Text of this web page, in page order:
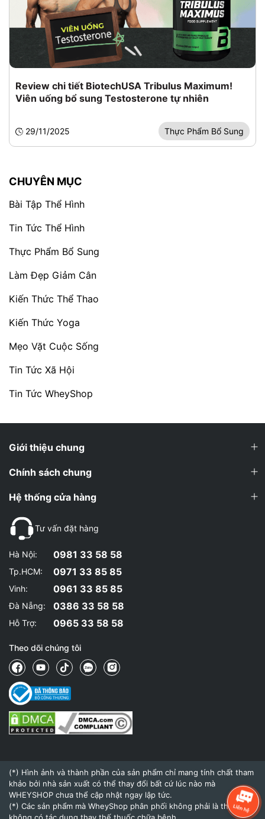
Review chi tiết BiotechUSA Tribulus Maximum!
Viên uống bổ sung Testosterone tự nhiên
29/11/2025 Thực Phẩm Bổ Sung
CHUYÊN MỤC
Bài Tập Thể Hình
Tin Tức Thể Hình
Thực Phẩm Bổ Sung
Làm Đẹp Giảm Cân
Kiến Thức Thể Thao
Kiến Thức Yoga
Mẹo Vặt Cuộc Sống
Tin Tức Xã Hội
Tin Tức WheyShop
Giới thiệu chung
Chính sách chung
Hệ thống cửa hàng
Tư vấn đặt hàng
Hà Nội: 0981 33 58 58
Tp.HCM: 0971 33 85 85
Vinh: 0961 33 85 85
Đà Nẵng: 0386 33 58 58
Hỗ Trợ: 0965 33 58 58
Theo dõi chúng tôi
(*) Hình ảnh và thành phần của sản phẩm chỉ mang tính chất tham
khảo bởi nhà sản xuất có thể thay đổi bất cứ lúc nào mà
WHEYSHOP chưa thể cập nhật ngay lập tức.
(*) Các sản phẩm mà WheyShop phân phối không phải là thuốc và